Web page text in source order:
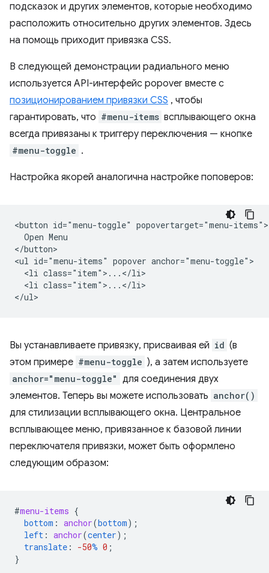
подсказок и других элементов, которые необходимо
расположить относительно других элементов. Здесь
на помощь приходит привязка CSS.
В следующей демонстрации радиального меню
используется API-интерфейс popover вместе с
позиционированием привязки CSS , чтобы
гарантировать, что #menu-items всплывающего окна
всегда привязаны к триггеру переключения — кнопке
#menu-toggle .
Настройка якорей аналогична настройке поповеров:
<button id="menu-toggle" popovertarget="menu-items">
  Open Menu
</button>
<ul id="menu-items" popover anchor="menu-toggle">
  <li class="item">...</li>
  <li class="item">...</li>
Вы устанавливаете привязку, присваивая ей id (в
этом примере #menu-toggle ), а затем используете
anchor="menu-toggle" для соединения двух
элементов. Теперь вы можете использовать anchor()
для стилизации всплывающего окна. Центральное
всплывающее меню, привязанное к базовой линии
переключателя привязки, может быть оформлено
следующим образом:
#menu-items {
bottom : anchor(bottom);
left : anchor(center);
translate : -50% 0 ;
}